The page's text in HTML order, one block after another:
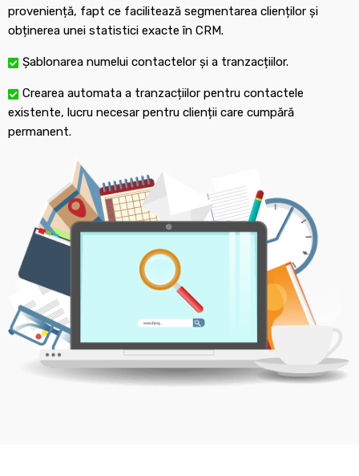
proveniență, fapt ce facilitează segmentarea clienților și
obținerea unei statistici exacte în CRM.
Șablonarea numelui contactelor și a tranzacțiilor.
Crearea automata a tranzacțiilor pentru contactele
existente, lucru necesar pentru clienții care cumpără
permanent.